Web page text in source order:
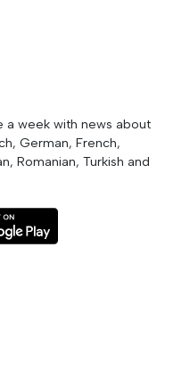
week with news about
German, French,
Romanian, Turkish and